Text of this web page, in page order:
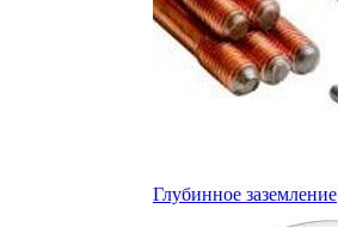
Глубинное заземление